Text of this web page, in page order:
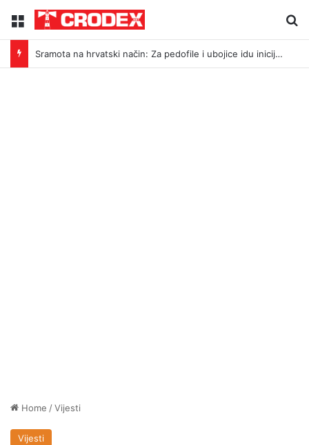
Menu
Sramota na hrvatski način: Za pedofile i ubojice idu inicijali, a za legendu Darija Šimića lisice i medijski linč
Home /Vijesti
Vijesti